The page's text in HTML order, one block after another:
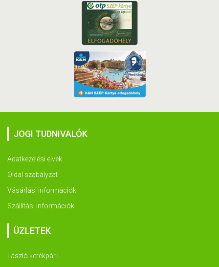
JOGI TUDNIVALÓK
Adatkezelési elvek
Oldal szabályzat
Vásárlási információk
Szállítási információk
ÜZLETEK
László kerékpár I.